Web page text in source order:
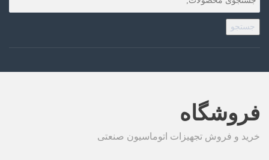
جستجو
فروشگاه
خرید و فروش تجهیزات اتوماسیون صنعتی